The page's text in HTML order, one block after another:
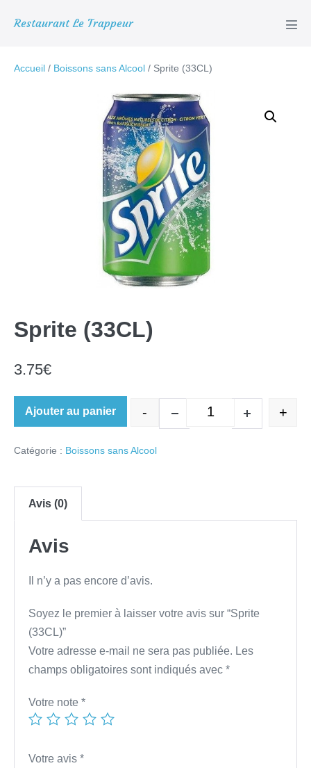
Restaurant Le Trappeur
Accueil / Boissons sans Alcool / Sprite (33CL)
Sprite (33CL)
3.75€
quantité de Sprite
- +
Ajouter au panier
Catégorie : Boissons sans Alcool
Avis (0)
Avis
Il n’y a pas encore d’avis.
Soyez le premier à laisser votre avis sur “Sprite
(33CL)”
Votre adresse e-mail ne sera pas publiée. Les
champs obligatoires sont indiqués avec *
Votre note *
Votre avis *